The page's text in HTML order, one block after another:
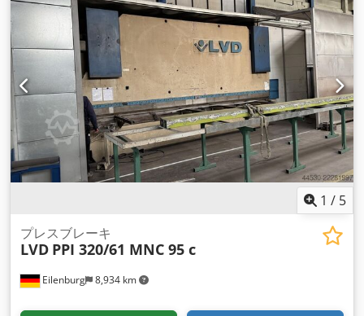
1 / 5
Eilenburg 8,934 km
プレスブレーキ
LVD PPI 320/61 MNC 95 c